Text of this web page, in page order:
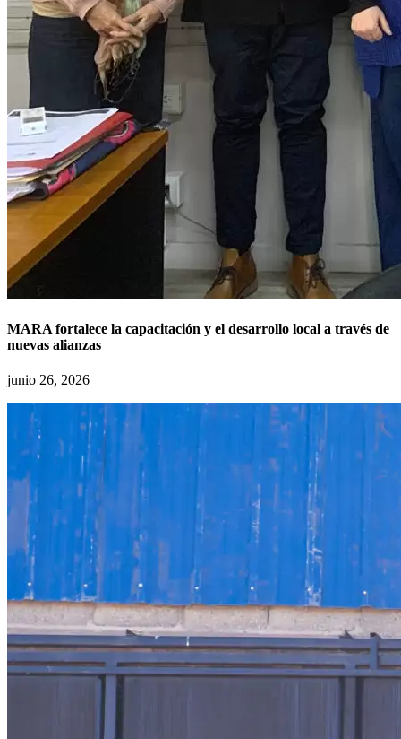
MARA fortalece la capacitación y el desarrollo local a través de
nuevas alianzas
junio 26, 2026